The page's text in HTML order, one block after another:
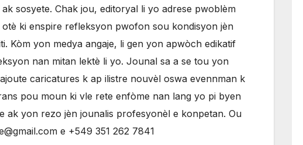
sosyete. Chak jou, editoryal li yo adrese pwoblèm
ki enspire refleksyon pwofon sou kondisyon jèn
Kòm yon medya angaje, li gen yon apwòch edikatif
nan mitan lektè li yo. Jounal sa a se tou yon
caricatures k ap ilistre nouvèl oswa evennman k
pou moun ki vle rete enfòme nan lang yo pi byen
yon rezo jèn jounalis profesyonèl e konpetan. Ou
e +549 351 262 7841